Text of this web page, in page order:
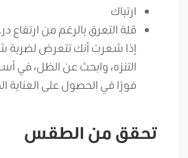
ارتباك
قلة التعرق بالرغم من ارتفاع
إذا شعرت أنك تتعرض
التنزه، وابحث عن الظل، في
فورًا في الحصول على العناية
تحقق من الطقس